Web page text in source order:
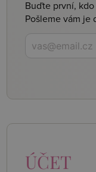
Buďte první,
Pošleme vám je
ÚČET